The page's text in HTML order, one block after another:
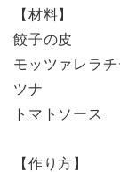
【材料】
餃子の皮
モッツァレラ
ツナ
トマトソース
【作り方】